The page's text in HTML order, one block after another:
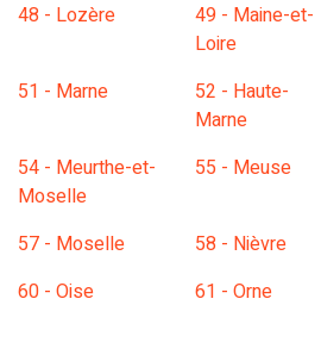
48 - Lozère
49 - Maine-et-
Loire
51 - Marne
52 - Haute-
Marne
54 - Meurthe-et-
Moselle
55 - Meuse
57 - Moselle 58 - Nièvre
60 - Oise
61 - Orne